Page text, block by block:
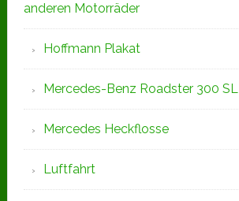
anderen Motorräder
Hoffmann Plakat
Mercedes-Benz Roadster 300 SL
Mercedes Heckflosse
Luftfahrt